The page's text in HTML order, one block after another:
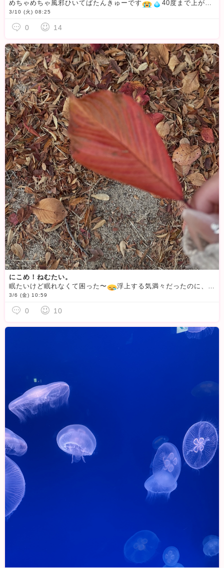
めちゃめちゃ風邪ひいてばたんきゅーです
40度まで上がっていったん落ち着いたけど、頭ほわほわしすぎて、何にもできない！！悔しい！！！DM？文字での返信はできるので連絡ください…早く回復しますよーに…🥲
3/10 (火) 08:25
0 14
にこめ！ねむたい。
眠たいけど眠れなくて困った〜
浮上する気満々だったのに、大眠りしちゃってあんまり来れなかった(＞＜)来週お休みいっぱい取って、ここに引きこもるのもありだなあ
3/6 (金) 10:59
0 10